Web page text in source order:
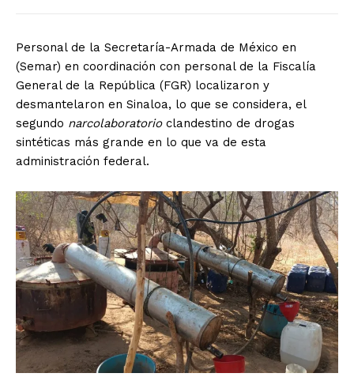
Personal de la Secretaría-Armada de México en
(Semar) en coordinación con personal de la Fiscalía
General de la República (FGR) localizaron y
desmantelaron en Sinaloa, lo que se considera, el
segundo narcolaboratorioclandestino de drogas
sintéticas más grande en lo que va de esta
administración federal.